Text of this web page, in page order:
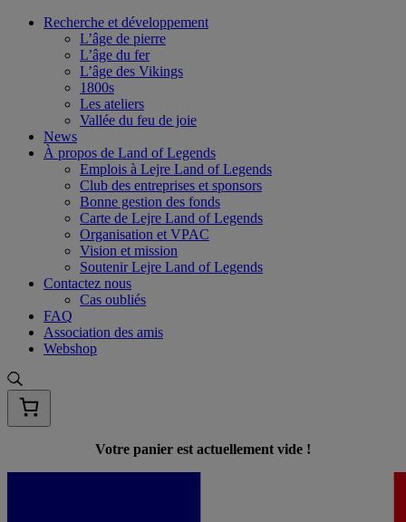
Skip
Recherche et développement
L’âge de pierre
L’âge du fer
L’âge des Vikings
1800s
Les ateliers
Vallée du feu de joie
News
À propos de Land of Legends
Emplois à Lejre Land of Legends
Club des entreprises et sponsors
Bonne gestion des fonds
Carte de Lejre Land of Legends
Organisation et VPAC
Vision et mission
Soutenir Lejre Land of Legends
Contactez nous
Cas oubliés
FAQ
Association des amis
Webshop
Votre panier est actuellement vide !